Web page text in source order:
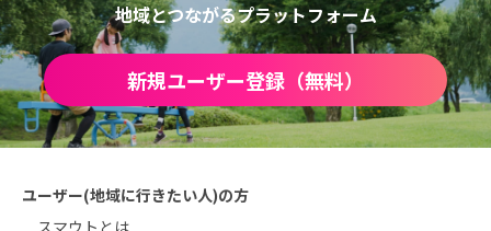
地域とつながるプラットフォーム
新規ユーザー登録（無料）
ユーザー(地域に行きたい人)の方